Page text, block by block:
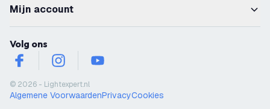
Mijn account
Volg ons
facebookinstagramyoutube
© 2026 - Lightexpert.nl
Algemene VoorwaardenPrivacyCookies